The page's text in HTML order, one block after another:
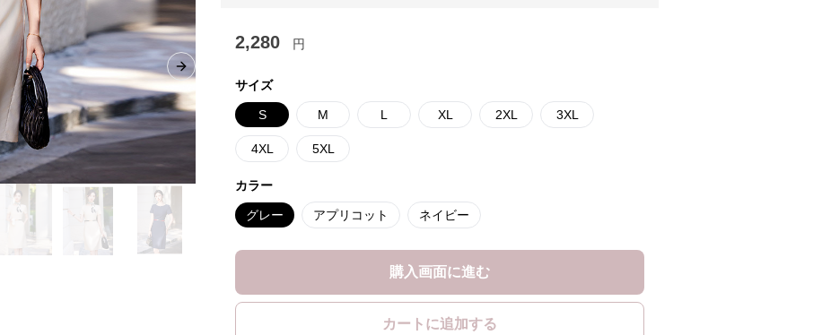
Next slide
2,280 円
サイズ
S M L XL 2XL 3XL
4XL 5XL
カラー
グレー アプリコット ネイビー
購入画面に進む
カートに追加する